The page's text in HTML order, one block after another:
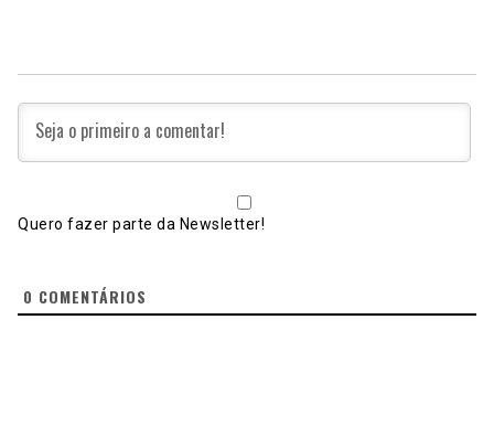
Quero fazer parte da Newsletter!
0 COMENTÁRIOS